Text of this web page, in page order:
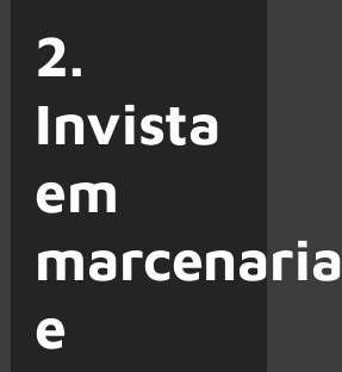
2.
Invista
em
marcenaria
e